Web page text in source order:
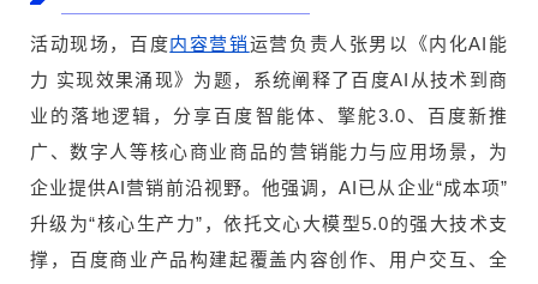
活动现场，百度内容营销运营负责人张男以《内化AI能
力 实现效果涌现》为题，系统阐释了百度AI从技术到商
业的落地逻辑，分享百度智能体、擎舵3.0、百度新推
广、数字人等核心商业商品的营销能力与应用场景，为
企业提供AI营销前沿视野。他强调，AI已从企业“成本项”
升级为“核心生产力”，依托文心大模型5.0的强大技术支
撑，百度商业产品构建起覆盖内容创作、用户交互、全